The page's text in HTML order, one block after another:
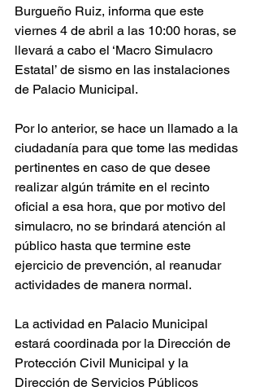
Burgueño Ruiz, informa que este
viernes 4 de abril a las 10:00 horas, se
llevará a cabo el ‘Macro Simulacro
Estatal’ de sismo en las instalaciones
de Palacio Municipal.
Por lo anterior, se hace un llamado a la
ciudadanía para que tome las medidas
pertinentes en caso de que desee
realizar algún trámite en el recinto
oficial a esa hora, que por motivo del
simulacro, no se brindará atención al
público hasta que termine este
ejercicio de prevención, al reanudar
actividades de manera normal.
La actividad en Palacio Municipal
estará coordinada por la Dirección de
Protección Civil Municipal y la
Dirección de Servicios Públicos